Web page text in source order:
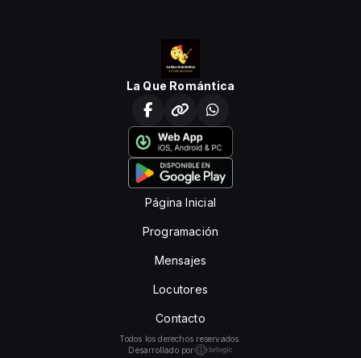
La Que Romántica
Página Inicial
Programación
Mensajes
Locutores
Contacto
Todos los derechos reservados.
Desarrollado por